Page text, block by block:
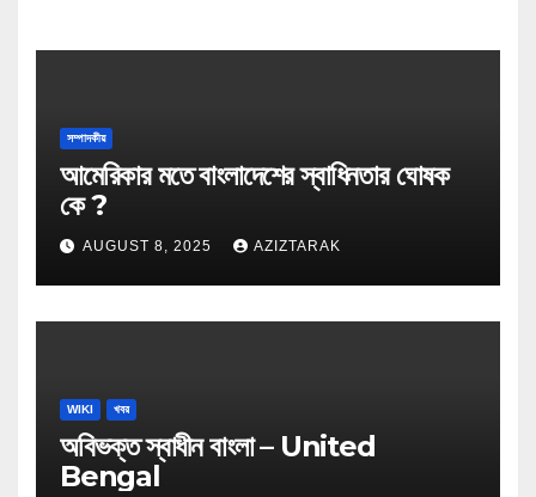
সম্পাদকীয়
আমেরিকার মতে বাংলাদেশের স্বাধিনতার ঘোষক
কে ?
AUGUST 8, 2025 AZIZTARAK
WIKI খবর
অবিভক্ত স্বাধীন বাংলা – United
Bengal